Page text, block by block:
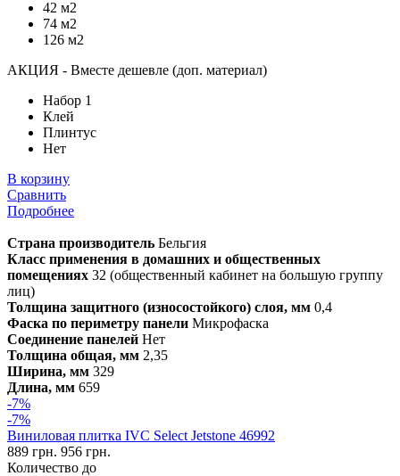
42 м2
74 м2
126 м2
АКЦИЯ - Вместе дешевле (доп. материал)
Набор 1
Клей
Плинтус
Нет
В корзину
Сравнить
Подробнее
Страна производитель Бельгия
Класс применения в домашних и общественных
помещениях 32 (общественный кабинет на большую группу
лиц)
Толщина защитного (износостойкого) слоя, мм 0,4
Фаска по периметру панели Микрофаска
Соединение панелей Нет
Толщина общая, мм 2,35
Ширина, мм 329
Длина, мм 659
-7%
-7%
Виниловая плитка IVC Select Jetstone 46992
889 грн. 956 грн.
Количество до